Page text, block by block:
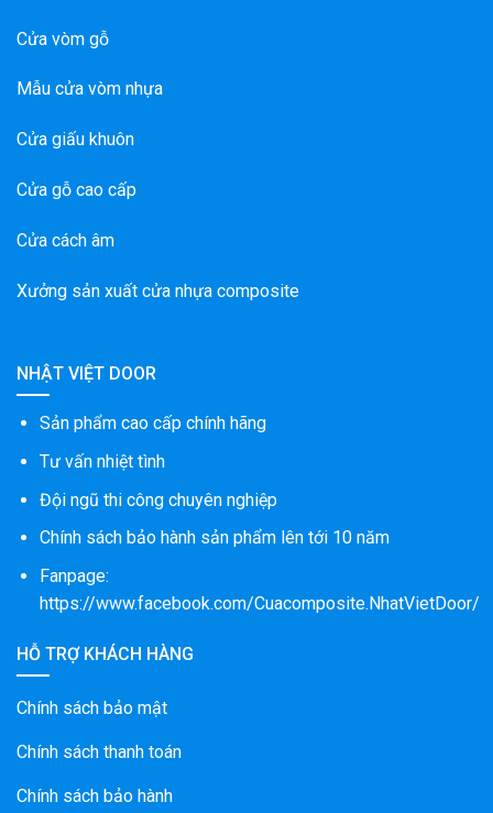
Cửa vòm gỗ
Mẫu cửa vòm nhựa
Cửa giấu khuôn
Cửa gỗ cao cấp
Cửa cách âm
Xưởng sản xuất cửa nhựa composite
NHẬT VIỆT DOOR
Sản phẩm cao cấp chính hãng
Tư vấn nhiệt tình
Đội ngũ thi công chuyên nghiệp
Chính sách bảo hành sản phẩm lên tới 10 năm
Fanpage:
https://www.facebook.com/Cuacomposite.NhatVietDoor/
HỖ TRỢ KHÁCH HÀNG
Chính sách bảo mật
Chính sách thanh toán
Chính sách bảo hành